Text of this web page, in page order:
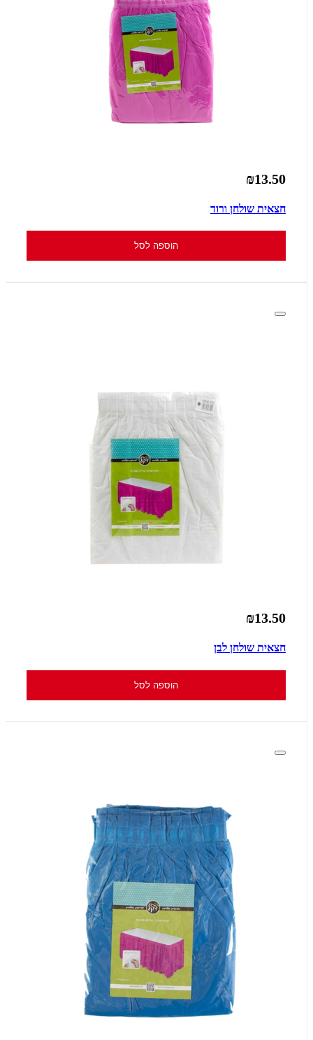
₪13.50
חצאית שולחן ורוד
הוספה לסל
₪13.50
חצאית שולחן לבן
הוספה לסל